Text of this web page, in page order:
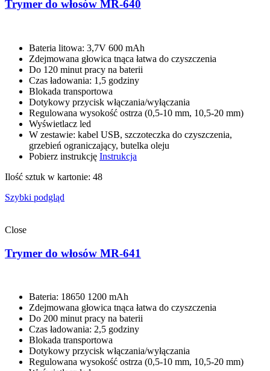
Trymer do włosów MR-640
Bateria litowa: 3,7V 600 mAh
Zdejmowana głowica tnąca łatwa do czyszczenia
Do 120 minut pracy na baterii
Czas ładowania: 1,5 godziny
Blokada transportowa
Dotykowy przycisk włączania/wyłączania
Regulowana wysokość ostrza (0,5-10 mm, 10,5-20 mm)
Wyświetlacz led
W zestawie: kabel USB, szczoteczka do czyszczenia,
grzebień ograniczający, butelka oleju
Pobierz instrukcję Instrukcja
Ilość sztuk w kartonie: 48
Szybki podgląd
Close
Trymer do włosów MR-641
Bateria: 18650 1200 mAh
Zdejmowana głowica tnąca łatwa do czyszczenia
Do 200 minut pracy na baterii
Czas ładowania: 2,5 godziny
Blokada transportowa
Dotykowy przycisk włączania/wyłączania
Regulowana wysokość ostrza (0,5-10 mm, 10,5-20 mm)